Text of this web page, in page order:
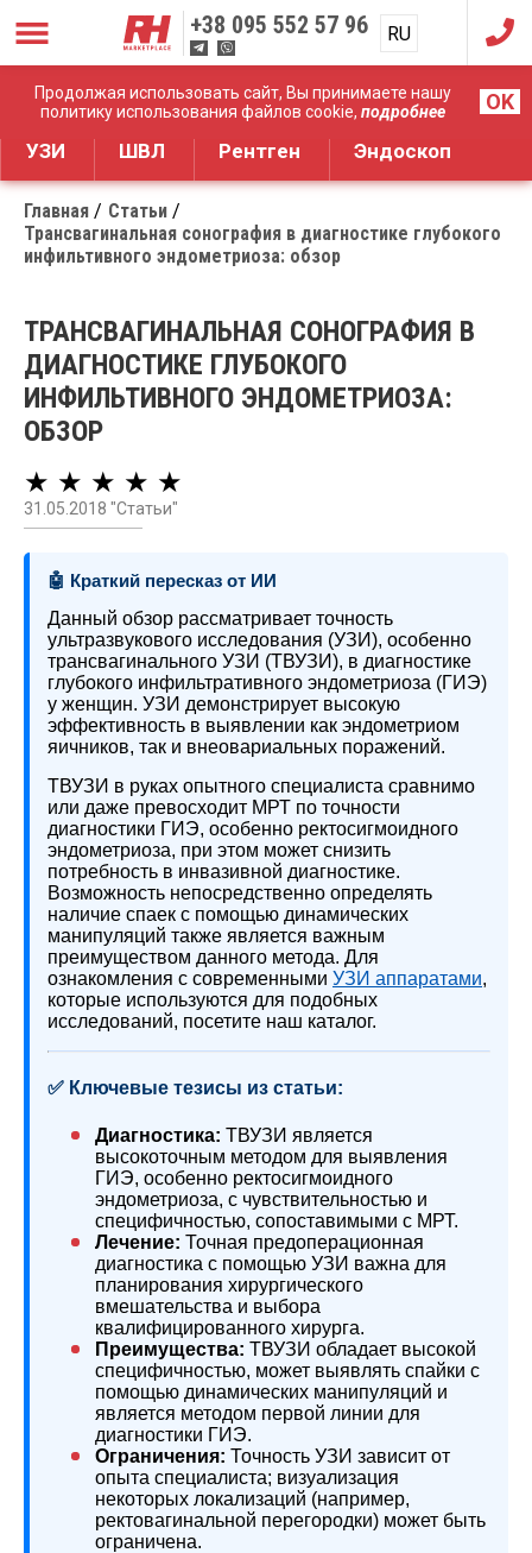
Продолжая использовать сайт, Вы принимаете нашу
политику использования файлов cookie, подробнее OK
+38 095 552 57 96 RU
UA
Дистрибуция медицинского оборудования
УЗИ ШВЛ Рентген Эндоскоп
Главная
Статьи
Трансвагинальная сонография в диагностике глубокого
инфильтивного эндометриоза: обзор
ТРАНСВАГИНАЛЬНАЯ СОНОГРАФИЯ В
ДИАГНОСТИКЕ ГЛУБОКОГО
ИНФИЛЬТИВНОГО ЭНДОМЕТРИОЗА:
ОБЗОР
★ ★ ★ ★ ★
31.05.2018 "Статьи"
🤖 Краткий пересказ от ИИ
Данный обзор рассматривает точность
ультразвукового исследования (УЗИ), особенно
трансвагинального УЗИ (ТВУЗИ), в диагностике
глубокого инфильтративного эндометриоза (ГИЭ)
у женщин. УЗИ демонстрирует высокую
эффективность в выявлении как эндометриом
яичников, так и внеовариальных поражений.
ТВУЗИ в руках опытного специалиста сравнимо
или даже превосходит МРТ по точности
диагностики ГИЭ, особенно ректосигмоидного
эндометриоза, при этом может снизить
потребность в инвазивной диагностике.
Возможность непосредственно определять
наличие спаек с помощью динамических
манипуляций также является важным
преимуществом данного метода. Для
ознакомления с современными УЗИ аппаратами,
которые используются для подобных
исследований, посетите наш каталог.
✅ Ключевые тезисы из статьи:
Диагностика: ТВУЗИ является
высокоточным методом для выявления
ГИЭ, особенно ректосигмоидного
эндометриоза, с чувствительностью и
специфичностью, сопоставимыми с МРТ.
Лечение: Точная предоперационная
диагностика с помощью УЗИ важна для
планирования хирургического
вмешательства и выбора
квалифицированного хирурга.
Преимущества: ТВУЗИ обладает высокой
специфичностью, может выявлять спайки с
помощью динамических манипуляций и
является методом первой линии для
диагностики ГИЭ.
Ограничения: Точность УЗИ зависит от
опыта специалиста; визуализация
некоторых локализаций (например,
ректовагинальной перегородки) может быть
ограничена.